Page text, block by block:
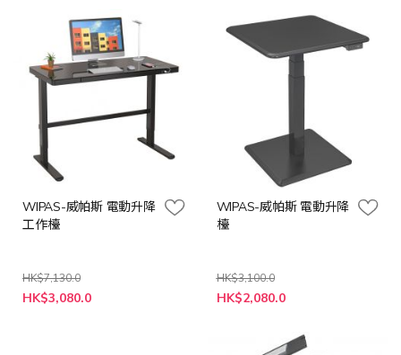
WIPAS-威帕斯 電動升降
工作檯
HK$7,130.0
特
殊
HK$3,080.0
WIPAS-威帕斯 電動升降
檯
HK$3,100.0
HK$2,080.0